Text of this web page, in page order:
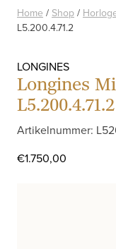
Home / Shop /
L5.200.4.71.2
LONGINES
Longines
L5.200.4.71.2
Artikelnummer:
€1.750,00